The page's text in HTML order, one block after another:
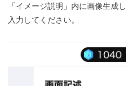
「イメージ説明」内に画像生成
入力してください。